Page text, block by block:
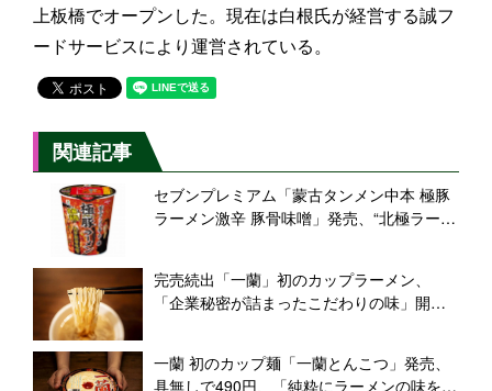
上板橋でオープンした。現在は白根氏が経営する誠フ
ードサービスにより運営されている。
関連記事
セブンプレミアム「蒙古タンメン中本 極豚
ラーメン激辛 豚骨味噌」発売、“北極ラーメ
完売続出「一蘭」初のカップラーメン、
「企業秘密が詰まったこだわりの味」開発
一蘭 初のカップ麺「一蘭とんこつ」発売、
具無しで490円、「純粋にラーメンの味を楽